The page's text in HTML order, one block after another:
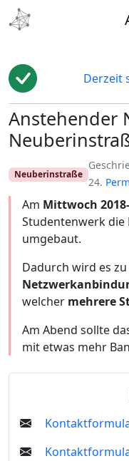
Derzeit
Edit
Anstehender
Neuberinstraße
24.
Am Mittwoch
Studentenwerk
umgebaut.
Dadurch wird es
welcher mehrere
Am Abend sollte
mit etwas mehr